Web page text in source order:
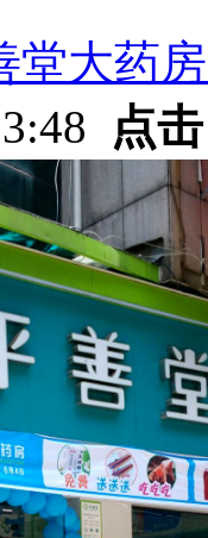
堂大药
点